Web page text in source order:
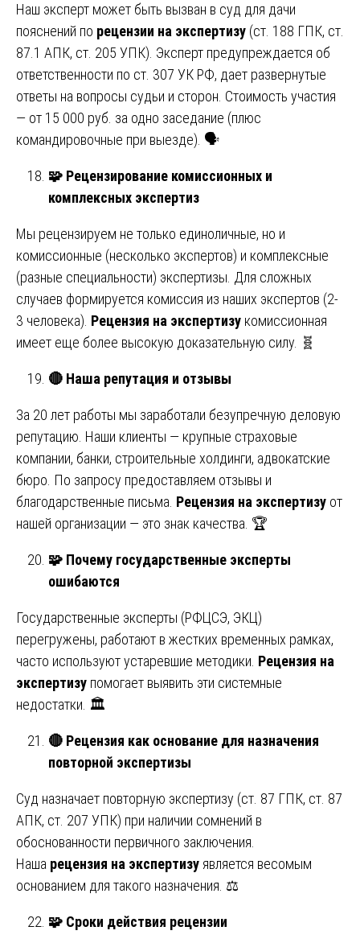
Наш эксперт может быть вызван в суд для дачи
пояснений по рецензии на экспертизу (ст. 188 ГПК, ст.
87.1 АПК, ст. 205 УПК). Эксперт предупреждается об
ответственности по ст. 307 УК РФ, дает развернутые
ответы на вопросы судьи и сторон. Стоимость участия
— от 15 000 руб. за одно заседание (плюс
командировочные при выезде). 🗣️
🧩 Рецензирование комиссионных и
комплексных экспертиз
Мы рецензируем не только единоличные, но и
комиссионные (несколько экспертов) и комплексные
(разные специальности) экспертизы. Для сложных
случаев формируется комиссия из наших экспертов (2-
3 человека). Рецензия на экспертизу комиссионная
имеет еще более высокую доказательную силу. 🧬
🔴 Наша репутация и отзывы
За 20 лет работы мы заработали безупречную деловую
репутацию. Наши клиенты — крупные страховые
компании, банки, строительные холдинги, адвокатские
бюро. По запросу предоставляем отзывы и
благодарственные письма. Рецензия на экспертизу от
нашей организации — это знак качества. 🏆
🧩 Почему государственные эксперты
ошибаются
Государственные эксперты (РФЦСЭ, ЭКЦ)
перегружены, работают в жестких временных рамках,
часто используют устаревшие методики. Рецензия на
экспертизу помогает выявить эти системные
недостатки. 🏛️
🔴 Рецензия как основание для назначения
повторной экспертизы
Суд назначает повторную экспертизу (ст. 87 ГПК, ст. 87
АПК, ст. 207 УПК) при наличии сомнений в
обоснованности первичного заключения.
Наша рецензия на экспертизу является весомым
основанием для такого назначения. ⚖️
🧩 Сроки действия рецензии